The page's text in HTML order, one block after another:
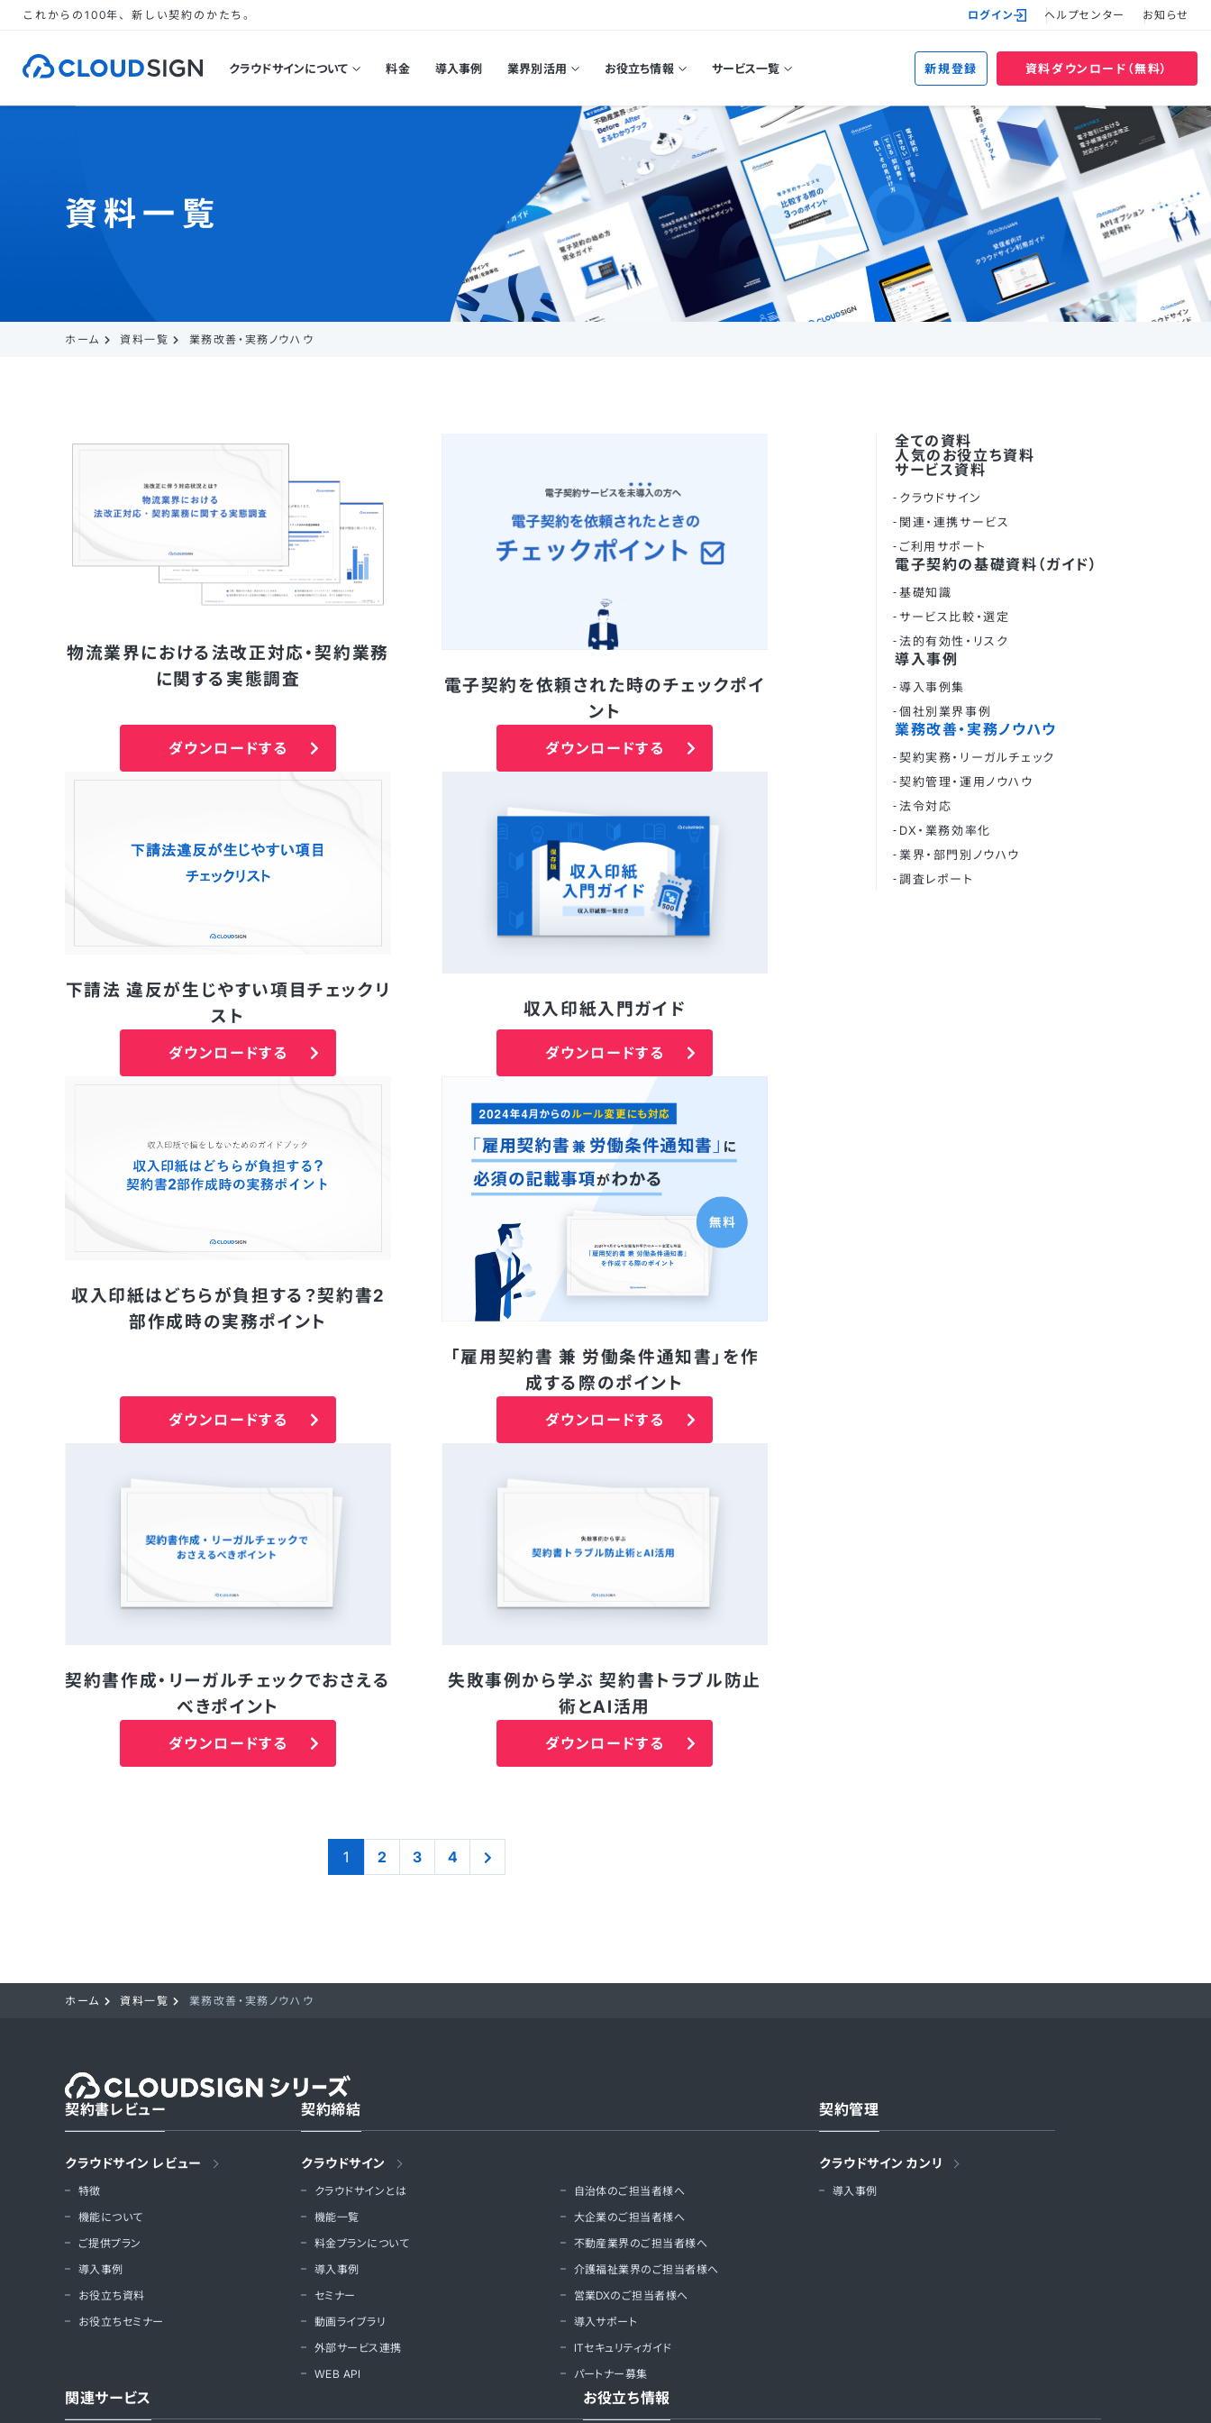
これからの100年、新しい契約のかたち。 ログイン ヘルプセンター お知らせ
クラウドサインについて 料金 導入事例 業界別活用 お役立ち情報 サービス一覧 新規登録 資料ダウンロード（無料）
資料一覧
ホーム 資料一覧 業務改善・実務ノウハウ
物流業界における法改正対応・契約業務
に関する実態調査
ダウンロードする
電子契約を依頼された時のチェックポイ
ント
ダウンロードする
下請法 違反が生じやすい項目チェックリ
スト
ダウンロードする
収入印紙入門ガイド
ダウンロードする
収入印紙はどちらが負担する？契約書2
部作成時の実務ポイント
ダウンロードする
「雇用契約書 兼 労働条件通知書」を作
成する際のポイント
ダウンロードする
契約書作成・リーガルチェックでおさえる
べきポイント
ダウンロードする
失敗事例から学ぶ 契約書トラブル防止
術とAI活用
ダウンロードする
1 2 3 4
全ての資料
人気のお役立ち資料
サービス資料
クラウドサイン
関連・連携サービス
ご利用サポート
電子契約の基礎資料（ガイド）
基礎知識
サービス比較・選定
法的有効性・リスク
導入事例
導入事例集
個社別業界事例
業務改善・実務ノウハウ
契約実務・リーガルチェック
契約管理・運用ノウハウ
法令対応
DX・業務効率化
業界・部門別ノウハウ
調査レポート
ホーム 資料一覧 業務改善・実務ノウハウ
契約書レビュー
クラウドサイン レビュー
特徴
機能について
ご提供プラン
導入事例
お役立ち資料
お役立ちセミナー
契約締結
クラウドサイン
クラウドサインとは
機能一覧
料金プランについて
導入事例
セミナー
動画ライブラリ
外部サービス連携
WEB API
自治体のご担当者様へ
大企業のご担当者様へ
不動産業界のご担当者様へ
介護福祉業界のご担当者様へ
営業DXのご担当者様へ
導入サポート
ITセキュリティガイド
パートナー募集
契約管理
クラウドサイン カンリ
導入事例
関連サービス お役立ち情報